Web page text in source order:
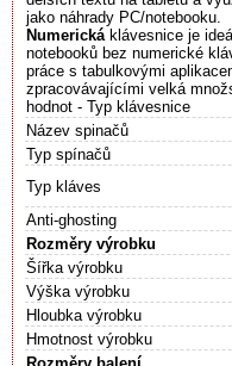
jako náhrady PC/notebooku.
Numerickáklávesnice je
notebooků bez numerické
práce s tabulkovými
zpracovávajícími velká
hodnot - Typ klávesnice
Název spinačů
Typ spínačů
Typ kláves
Anti-ghosting
Rozměry výrobku
Šířka výrobku
Výška výrobku
Hloubka výrobku
Hmotnost výrobku